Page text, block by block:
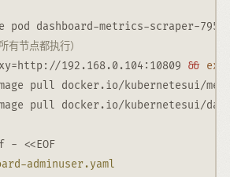
pod dashboard-metrics-scraper-
节点都执行）
=http://192.168.0.104:10809 &&
pull docker.io/kubernetesui/
pull docker.io/kubernetesui/
-
<<EOF
adminuser.yaml